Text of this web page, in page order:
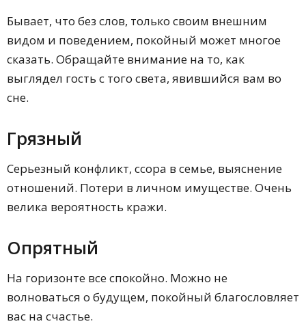
Бывает, что без слов, только своим внешним
видом и поведением, покойный может многое
сказать. Обращайте внимание на то, как
выглядел гость с того света, явившийся вам во
сне.
Грязный
Серьезный конфликт, ссора в семье, выяснение
отношений. Потери в личном имуществе. Очень
велика вероятность кражи.
Опрятный
На горизонте все спокойно. Можно не
волноваться о будущем, покойный благословляет
вас на счастье.